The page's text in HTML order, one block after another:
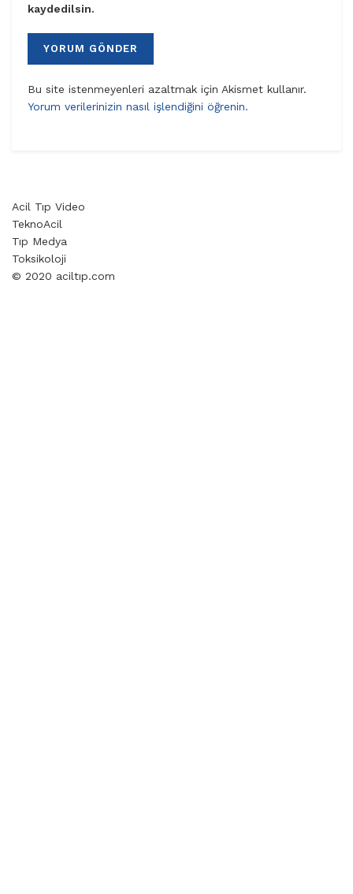
kaydedilsin.
Bu site istenmeyenleri azaltmak için Akismet kullanır.
Yorum verilerinizin nasıl işlendiğini öğrenin.
Acil Tıp Video
TeknoAcil
Tıp Medya
Toksikoloji
© 2020 aciltıp.com